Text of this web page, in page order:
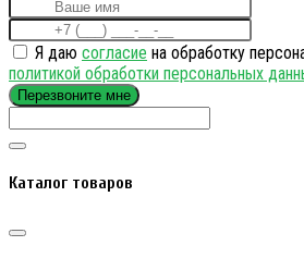
Я даю согласие на обработку
политикой обработки персональных
Перезвоните мне
Каталог товаров